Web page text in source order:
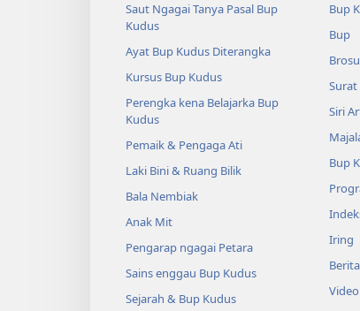
Saut Ngagai Tanya Pasal Bup
Kudus
Ayat Bup Kudus Diterangka
Kursus Bup Kudus
Perengka kena Belajarka Bup
Kudus
Pemaik & Pengaga Ati
Laki Bini & Ruang Bilik
Bala Nembiak
Anak Mit
Pengarap ngagai Petara
Sains enggau Bup Kudus
Sejarah & Bup Kudus
Bup
Bup
Siri
Bup
Iring
Video